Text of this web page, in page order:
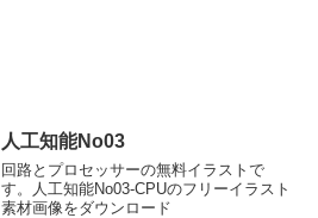
人工知能No03
回路とプロセッサーの無料イラストで
す。人工知能No03-CPUのフリーイラスト
素材画像をダウンロード